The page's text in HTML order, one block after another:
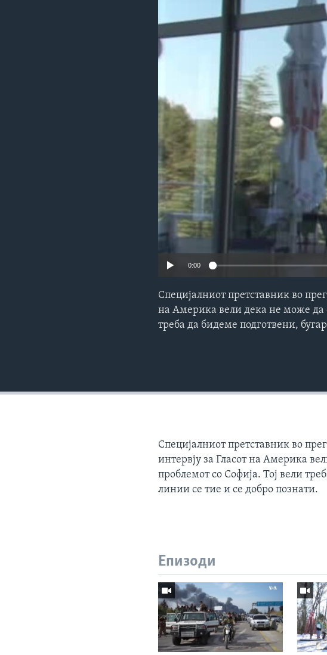
0:00
Специјалниот претставник во
на Америка вели дека не може да
треба да бидеме подготвени,
Специјалниот претставник во
интервју за Гласот на Америка
проблемот со Софија. Тој вели
линии се тие и се добро познати.
Епизоди